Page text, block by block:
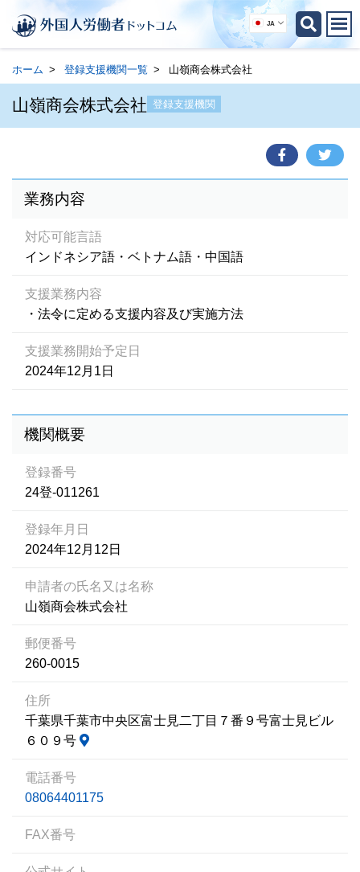
JA
ホーム 登録支援機関一覧 山嶺商会株式会社
山嶺商会株式会社 登録支援機関
業務内容
対応可能言語
インドネシア語・ベトナム語・中国語
支援業務内容
・法令に定める支援内容及び実施方法
支援業務開始予定日
2024年12月1日
機関概要
登録番号
24登-011261
登録年月日
2024年12月12日
申請者の氏名又は名称
山嶺商会株式会社
郵便番号
260-0015
住所
千葉県千葉市中央区富士見二丁目７番９号富士見ビル
６０９号
電話番号
08064401175
FAX番号